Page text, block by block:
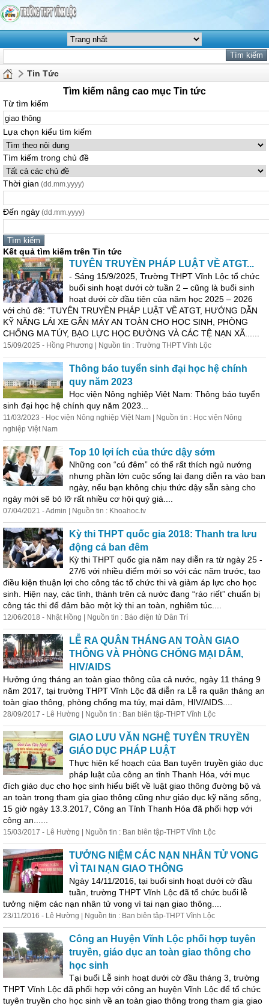
Tin Tức
Tìm kiếm nâng cao mục Tin tức
Từ tìm kiếm
Lựa chọn kiểu tìm kiếm
Tìm kiếm trong chủ đề
Thời gian (dd.mm.yyyy)
Đến ngày (dd.mm.yyyy)
Kết quả tìm kiếm trên Tin tức
TUYÊN TRUYỀN PHÁP LUẬT VỀ ATGT...
- Sáng 15/9/2025, Trường THPT Vĩnh Lộc tổ chức
buổi sinh hoạt dưới cờ tuần 2 – cũng là buổi sinh
hoạt dưới cờ đầu tiên của năm học 2025 – 2026
với chủ đề: “TUYÊN TRUYỀN PHÁP LUẬT VỀ ATGT, HƯỚNG DẪN
KỸ NĂNG LÁI XE GẮN MÁY AN TOÀN CHO HỌC SINH, PHÒNG
CHỐNG MA TÚY, BẠO LỰC HỌC ĐƯỜNG VÀ CÁC TỆ NẠN XÃ......
15/09/2025 - Hồng Phương | Nguồn tin : Trường THPT Vĩnh Lộc
Thông báo tuyển sinh đại học hệ chính
quy năm 2023
Học viện Nông nghiệp Việt Nam: Thông báo tuyển
sinh đại học hệ chính quy năm 2023...
11/03/2023 - Học viện Nông nghiệp Việt Nam | Nguồn tin : Học viện Nông
nghiệp Việt Nam
Top 10 lợi ích của thức dậy sớm
Những con “cú đêm” có thể rất thích ngủ nướng
nhưng phần lớn cuộc sống lại đang diễn ra vào ban
ngày, nếu bạn không chịu thức dậy sẵn sàng cho
ngày mới sẽ bỏ lỡ rất nhiều cơ hội quý giá....
07/04/2021 - Admin | Nguồn tin : Khoahoc.tv
Kỳ thi THPT quốc gia 2018: Thanh tra lưu
động cả ban đêm
Kỳ thi THPT quốc gia năm nay diễn ra từ ngày 25 -
27/6 với nhiều điểm mới so với các năm trước, tạo
điều kiện thuận lợi cho công tác tổ chức thi và giảm áp lực cho học
sinh. Hiện nay, các tỉnh, thành trên cả nước đang “ráo riết” chuẩn bị
công tác thi để đảm bảo một kỳ thi an toàn, nghiêm túc....
12/06/2018 - Nhật Hồng | Nguồn tin : Báo điện tử Dân Trí
LỄ RA QUÂN THÁNG AN TOÀN GIAO
THÔNG VÀ PHÒNG CHỐNG MẠI DÂM,
HIV/AIDS
Hưởng ứng tháng an toàn giao thông của cả nước, ngày 11 tháng 9
năm 2017, tại trường THPT Vĩnh Lộc đã diễn ra Lễ ra quân tháng an
toàn giao thông , phòng chống ma túy, mại dâm, HIV/AIDS....
28/09/2017 - Lê Hường | Nguồn tin : Ban biên tập-THPT Vĩnh Lộc
GIAO LƯU VĂN NGHỆ TUYÊN TRUYỀN
GIÁO DỤC PHÁP LUẬT
Thực hiện kế hoạch của Ban tuyên truyền giáo dục
pháp luật của công an tỉnh Thanh Hóa, với mục
đích giáo dục cho học sinh hiểu biết về luật giao thông đường bộ và
an toàn trong tham gia giao thông cũng như giáo dục kỹ năng sống,
15 giờ ngày 13.3.2017, Công an Tỉnh Thanh Hóa đã phối hợp với
công an......
15/03/2017 - Lê Hường | Nguồn tin : Ban biên tập-THPT Vĩnh Lộc
TƯỞNG NIỆM CÁC NẠN NHÂN TỬ VONG
VÌ TAI NẠN GIAO THÔNG
Ngày 14/11/2016, tại buổi sinh hoạt dưới cờ đầu
tuần, trường THPT Vĩnh Lộc đã tổ chức buổi lễ
tưởng niệm các nạn nhân tử vong vì tai nạn giao thông
23/11/2016 - Lê Hường | Nguồn tin : Ban biên tập-THPT Vĩnh Lộc
Công an Huyện Vĩnh Lộc phối hợp tuyên
truyền, giáo dục an toàn giao thông cho
học sinh
Tại buổi Lễ sinh hoạt dưới cờ đầu tháng 3, trường
THPT Vĩnh Lộc đã phối hợp với công an huyện Vĩnh Lộc để tổ chức
tuyên truyền cho học sinh về an toàn giao thông trong tham gia giao